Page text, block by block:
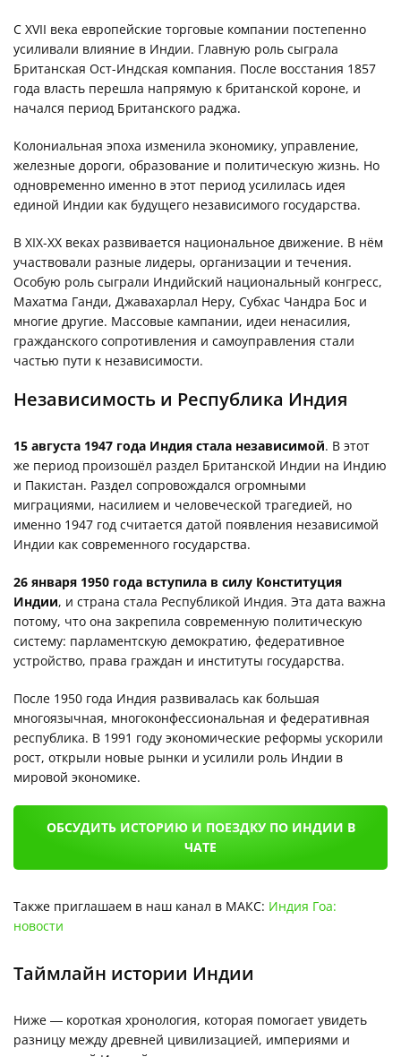
С XVII века европейские торговые компании постепенно
усиливали влияние в Индии. Главную роль сыграла
Британская Ост-Индская компания. После восстания 1857
года власть перешла напрямую к британской короне, и
начался период Британского раджа.
Колониальная эпоха изменила экономику, управление,
железные дороги, образование и политическую жизнь. Но
одновременно именно в этот период усилилась идея
единой Индии как будущего независимого государства.
В XIX-XX веках развивается национальное движение. В нём
участвовали разные лидеры, организации и течения.
Особую роль сыграли Индийский национальный конгресс,
Махатма Ганди, Джавахарлал Неру, Субхас Чандра Бос и
многие другие. Массовые кампании, идеи ненасилия,
гражданского сопротивления и самоуправления стали
частью пути к независимости.
Независимость и Республика Индия
15 августа 1947 года Индия стала независимой. В этот
же период произошёл раздел Британской Индии на Индию
и Пакистан. Раздел сопровождался огромными
миграциями, насилием и человеческой трагедией, но
именно 1947 год считается датой появления независимой
Индии как современного государства.
26 января 1950 года вступила в силу Конституция
Индии, и страна стала Республикой Индия. Эта дата важна
потому, что она закрепила современную политическую
систему: парламентскую демократию, федеративное
устройство, права граждан и институты государства.
После 1950 года Индия развивалась как большая
многоязычная, многоконфессиональная и федеративная
республика. В 1991 году экономические реформы ускорили
рост, открыли новые рынки и усилили роль Индии в
мировой экономике.
ОБСУДИТЬ ИСТОРИЮ И ПОЕЗДКУ ПО ИНДИИ В
ЧАТЕ
Также приглашаем в наш канал в МАКС: Индия Гоа:
новости
Таймлайн истории Индии
Ниже — короткая хронология, которая помогает увидеть
разницу между древней цивилизацией, империями и